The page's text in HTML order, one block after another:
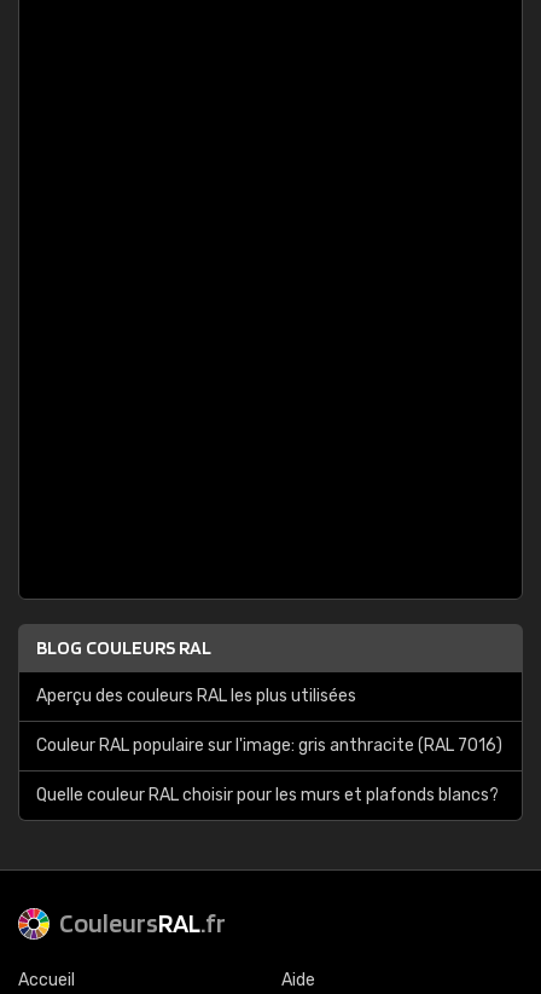
BLOG COULEURS RAL
Aperçu des couleurs RAL les plus utilisées
Couleur RAL populaire sur l'image: gris anthracite (RAL 7016)
Quelle couleur RAL choisir pour les murs et plafonds blancs?
CouleursRAL.fr
Accueil Aide